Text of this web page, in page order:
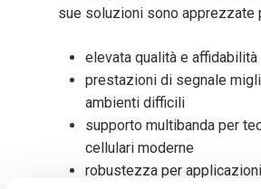
sue soluzioni sono apprezzate
elevata qualità e affidabilità
prestazioni di segnale
ambienti difficili
supporto multibanda per
cellulari moderne
robustezza per